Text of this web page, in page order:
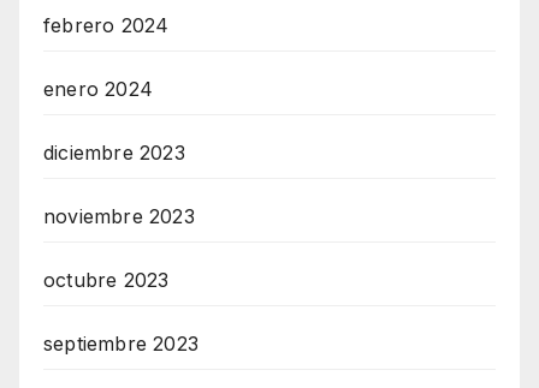
febrero 2024
enero 2024
diciembre 2023
noviembre 2023
octubre 2023
septiembre 2023